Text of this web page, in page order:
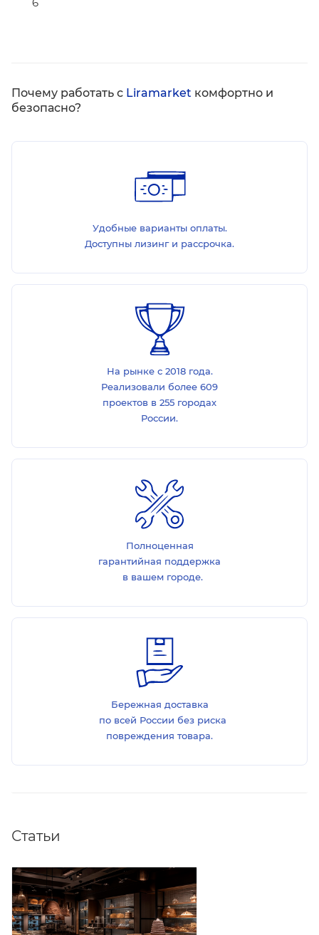
Почему работать с Liramarket комфортно и
безопасно?
Удобные варианты оплаты.
Доступны лизинг и рассрочка.
На рынке с 2018 года.
Реализовали более 609
проектов в 255 городах
России.
Полноценная
гарантийная поддержка
в вашем городе.
Бережная доставка
по всей России без риска
повреждения товара.
Статьи